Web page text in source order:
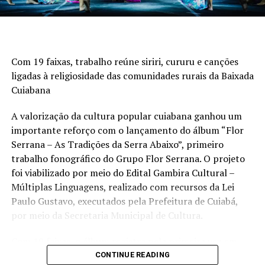
compras efetivas de soja americana pelos chineses fez o
sexta-feira, 14.
Mesmo com as sinalizações de que China e Estados
Unidos estariam encaminhando negócios com soja na
casa de 12 milhões, os sinais continuam sendo de
desaquecimento do interesse dos asiáticos. As inspeções
de exportação não indicaram a presença de
compradores chineses.
Para completar, há reportes de que a China estaria
comprando volumes consideráveis no Brasil. A COFCO
Oils & Oilseeds, subsidiária da trader estatal chinesa
de 20 milhões de toneladas de soja, óleo de soja, óleo de
Com 19 faixas, trabalho reúne siriri, cururu e canções
ligadas à religiosidade das comunidades rurais da Baixada
Cuiabana
A valorização da cultura popular cuiabana ganhou um
importante reforço com o lançamento do álbum “Flor
Serrana – As Tradições da Serra Abaixo”, primeiro
trabalho fonográfico do Grupo Flor Serrana. O projeto
foi viabilizado por meio do Edital Gambira Cultural –
Múltiplas Linguagens, realizado com recursos da Lei
Paulo Gustavo, executados pela Prefeitura de Cuiabá,
por meio da Secretaria Municipal de Cultura.
formato de áudio o repertório que acompanha as
CONTINUE READING